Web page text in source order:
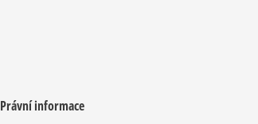
Právní informace